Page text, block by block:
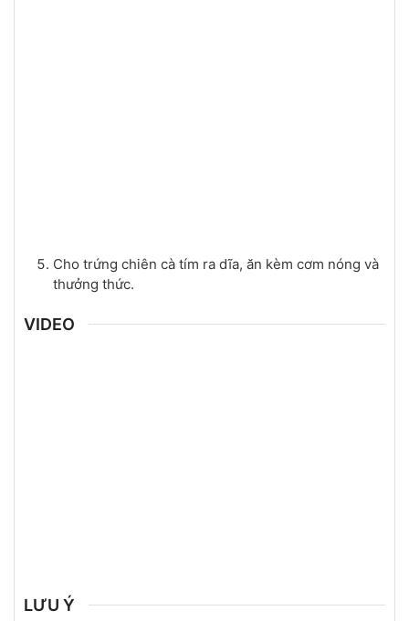
Cho trứng chiên cà tím ra dĩa, ăn kèm cơm nóng và
thưởng thức.
VIDEO
LƯU Ý